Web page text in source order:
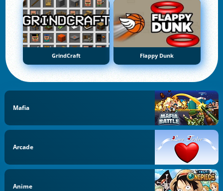
GrindCraft Flappy Dunk
Mafia
Arcade
Anime